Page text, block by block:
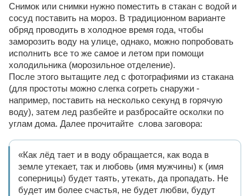
Снимок или снимки нужно поместить в стакан с водой и
сосуд поставить на мороз. В традиционном варианте
обряд проводить в холодное время года, чтобы
заморозить воду на улице, однако, можно попробовать
исполнить все то же самое и летом при помощи
холодильника (морозильное отделение).
После этого вытащите лед с фотографиями из стакана
(для простоты можно слегка согреть снаружи -
например, поставить на несколько секунд в горячую
воду), затем лед разбейте и разбросайте осколки по
углам дома. Далее прочитайте слова заговора:
«Как лёд тает и в воду обращается, как вода в
земле утекает, так и любовь (имя мужчины) к (имя
соперницы) будет таять, утекать, да пропадать. Не
будет им более счастья, не будет любви, будут